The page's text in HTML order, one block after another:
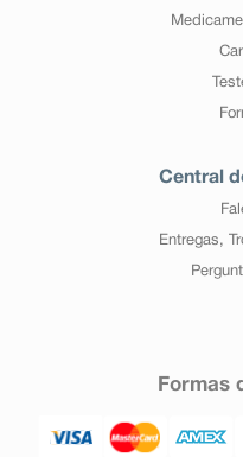
Central
Entregas,
Formas